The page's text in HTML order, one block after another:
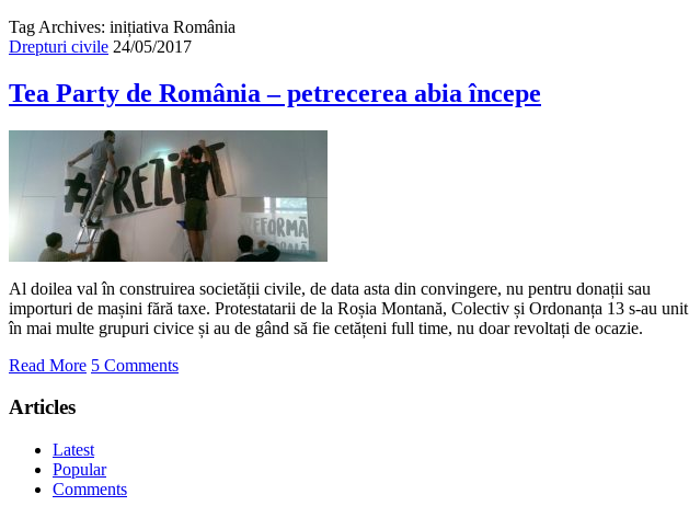
Tag Archives: inițiativa România
Drepturi civile 24/05/2017
Tea Party de România – petrecerea abia începe
Al doilea val în construirea societății civile, de data asta din convingere, nu pentru donații sau
importuri de mașini fără taxe. Protestatarii de la Roșia Montană, Colectiv și Ordonanța 13 s-au unit
în mai multe grupuri civice și au de gând să fie cetățeni full time, nu doar revoltați de ocazie.
Read More 5 Comments
Articles
Latest
Popular
Comments